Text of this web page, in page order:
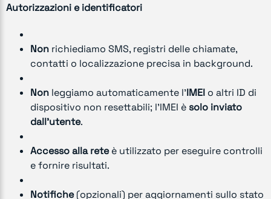
Autorizzazioni e identificatori
Non richiediamo SMS, registri delle chiamate,
contatti o localizzazione precisa in background.
Non leggiamo automaticamente l’IMEI o altri ID di
dispositivo non resettabili; l’IMEI è solo inviato
dall’utente.
Accesso alla reteè utilizzato per eseguire controlli
e fornire risultati.
Notifiche(opzionali) per aggiornamenti sullo stato